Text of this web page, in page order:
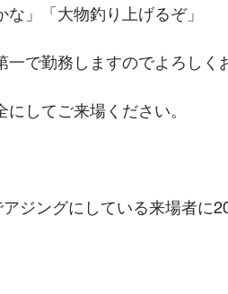
」「大物釣り上げるぞ」
で勤務しますのでよろしく
してご来場ください。
ジングにしている来場者に